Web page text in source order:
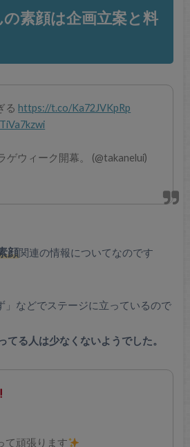
素顔は企画立案と料
るhttps://t.co/Ka72JVKpRp
ゲウィーク開幕。 (@takanelui)
顔関連の情報についてなのです
」などでステージに立っているので
る人は少なくないようでした。
て頑張ります